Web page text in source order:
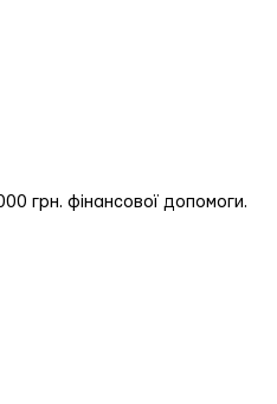
грн. фінансової допомоги.